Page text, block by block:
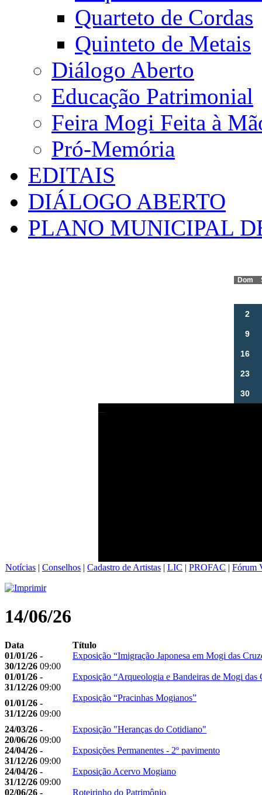
Quarteto de Cordas
Quinteto de Metais
Diálogo Aberto
Educação Patrimonial
Feira Mogi Feita à
Pró-Memória
EDITAIS
DIÁLOGO ABERTO
PLANO MUNICIPAL
Dom
2
9
16
23
30
Notícias | Conselhos | Cadastro de Artistas | LIC | PROFAC | Fórum
14/06/26
Data
Título
01/01/26 -
30/12/26 09:00
Exposição “Imigração Japonesa em Mogi das
01/01/26 -
31/12/26 09:00
Exposição “Arqueologia e Bandeiras de Mogi das
01/01/26 -
31/12/26 09:00
Exposição “Pracinhas Mogianos”
24/03/26 -
20/06/26 09:00
Exposição "Heranças do Cotidiano"
24/04/26 -
31/12/26 09:00
Exposições Permanentes - 2º pavimento
24/04/26 -
31/12/26 09:00
Exposição Acervo Mogiano
02/06/26 -
Roteirinho do Patrimônio